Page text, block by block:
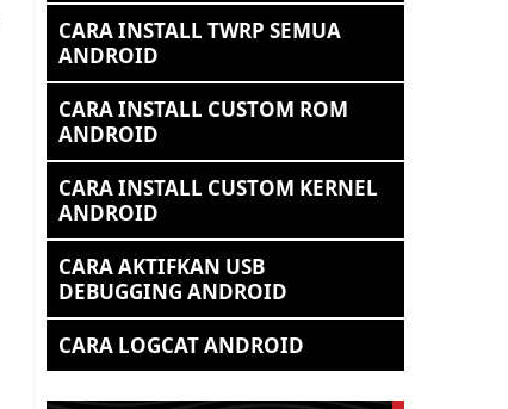
CARA INSTALL TWRP SEMUA
ANDROID
CARA INSTALL CUSTOM ROM
ANDROID
CARA INSTALL CUSTOM KERNEL
ANDROID
CARA AKTIFKAN USB
DEBUGGING ANDROID
CARA LOGCAT ANDROID